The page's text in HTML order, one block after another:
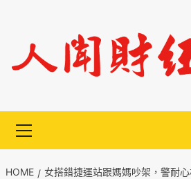
content
Menu
HOME 女搭錯捷運站跟媽媽吵架，警耐